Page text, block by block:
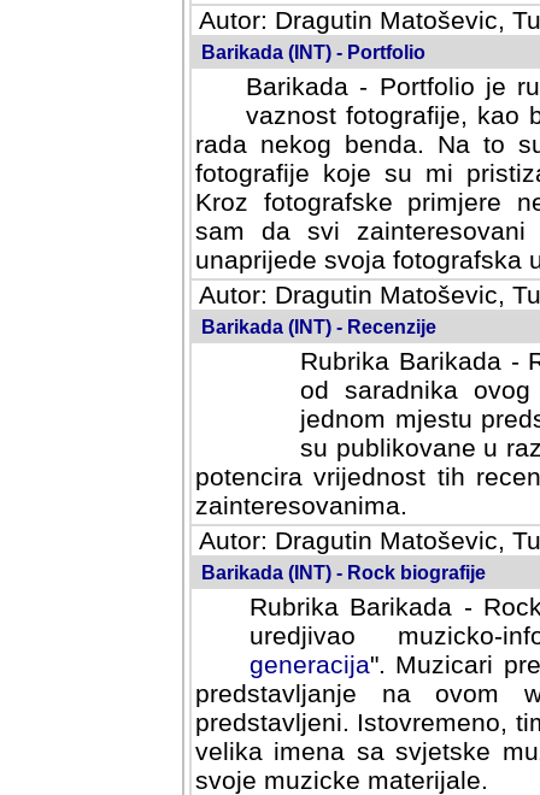
Autor: Dragutin Matoševic,
Barikada (INT) - Portfolio
Barikada - Portfolio je
vaznost fotografije, kao
rada nekog benda. Na to
fotografije koje su mi
fotografske primjere
svi zainteresovani
svoja fotografska umijeca.
Autor: Dragutin Matoševic,
Barikada (INT) - Recenzije
Rubrika Barikada -
od saradnika
jednom mjestu
su publikovane u
potencira vrijednost tih
zainteresovanima.
Autor: Dragutin Matoševic,
Barikada (INT) - Rock biografije
Rubrika Barikada -
uredjivao muzicko-
Muzicari predstavljeni u
na ovom web portalu
Istovremeno, tim nacinom
sa svjetske muzicke scene
materijale.